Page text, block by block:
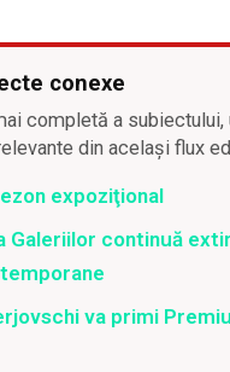
conexe
completă a subiectului,
din același flux
expoziţional
Galeriilor continuă
va primi